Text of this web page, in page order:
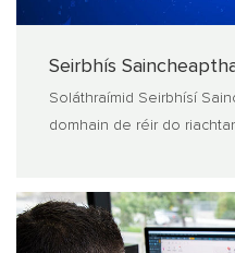
Seirbhís
Soláthraímid Seirbhísí
domhain de réir do